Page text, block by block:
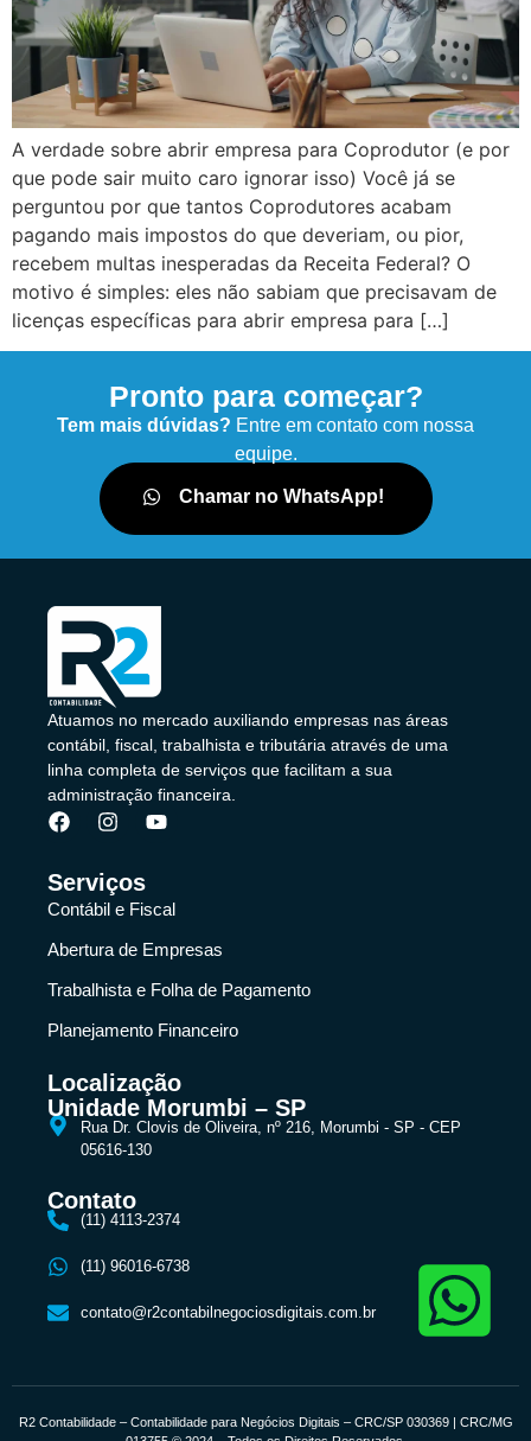
A verdade sobre abrir empresa para Coprodutor (e por
que pode sair muito caro ignorar isso) Você já se
perguntou por que tantos Coprodutores acabam
pagando mais impostos do que deveriam, ou pior,
recebem multas inesperadas da Receita Federal? O
motivo é simples: eles não sabiam que precisavam de
licenças específicas para abrir empresa para […]
Pronto para começar?
Tem mais dúvidas? Entre em contato com nossa
equipe.
Chamar no WhatsApp!
Atuamos no mercado auxiliando empresas nas áreas
contábil, fiscal, trabalhista e tributária através de uma
linha completa de serviços que facilitam a sua
administração financeira.
Serviços
Contábil e Fiscal
Abertura de Empresas
Trabalhista e Folha de Pagamento
Planejamento Financeiro
Localização
Unidade Morumbi – SP
Rua Dr. Clovis de Oliveira, nº 216, Morumbi - SP - CEP
05616-130
Contato
(11) 4113-2374
(11) 96016-6738
contato@r2contabilnegociosdigitais.com.br
R2 Contabilidade – Contabilidade para Negócios Digitais – CRC/SP 030369 | CRC/MG